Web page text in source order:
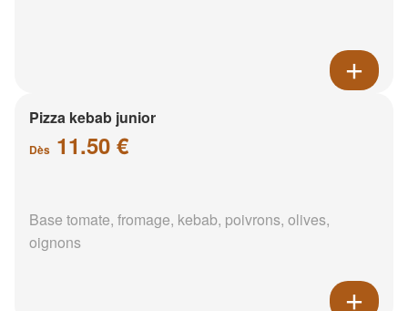
Pizza kebab junior
Dès 11.50 €
Base tomate, fromage, kebab, poivrons, olives,
oignons